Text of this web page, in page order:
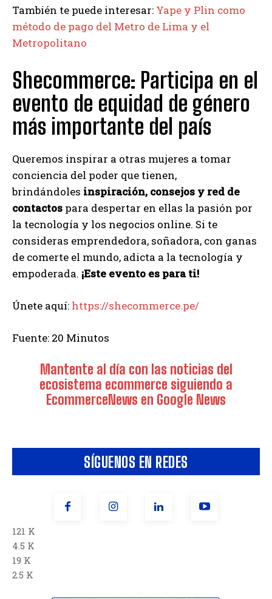
SÍGUENOS EN REDES
121 K
4.5 K
19 K
2.5 K
También te puede interesar: Yape y Plin como
método de pago del Metro de Lima y el
Metropolitano
Shecommerce: Participa en el
evento de equidad de género
más importante del país
Queremos inspirar a otras mujeres a tomar
conciencia del poder que tienen,
brindándoles inspiración, consejos y red de
contactos para despertar en ellas la pasión por
la tecnología y los negocios online. Si te
consideras emprendedora, soñadora, con ganas
de comerte el mundo, adicta a la tecnología y
empoderada. ¡Este evento es para ti!
Únete aquí: https://shecommerce.pe/
Fuente: 20 Minutos
Mantente al día con las noticias del
ecosistema ecommerce siguiendo a
EcommerceNews en Google News